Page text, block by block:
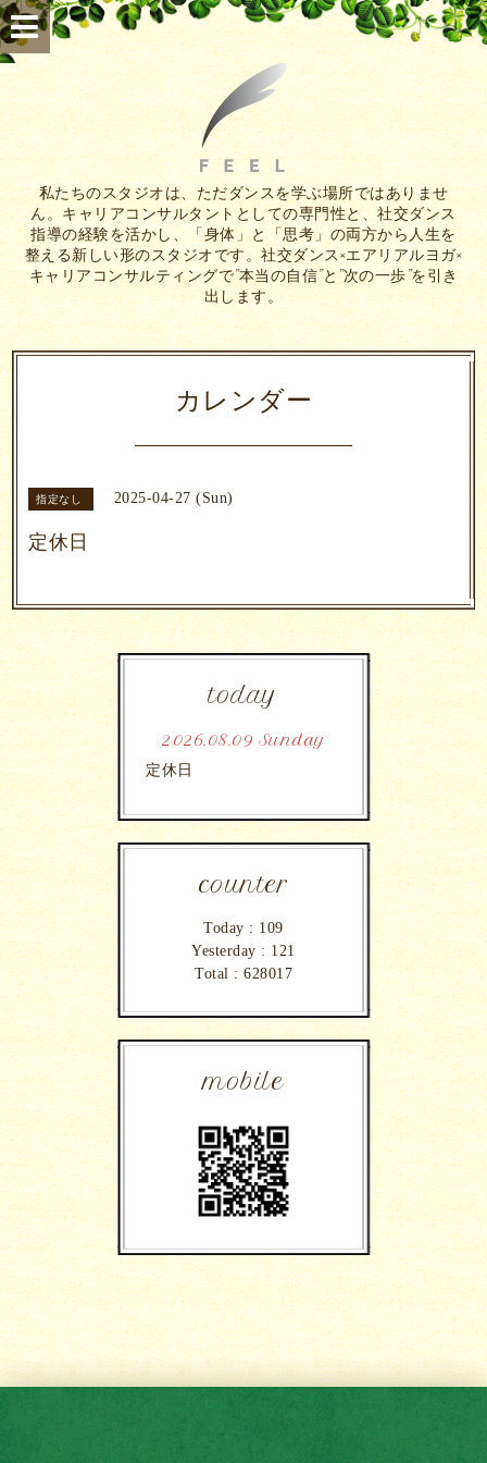
私たちのスタジオは、ただダンスを学ぶ場所ではありませ
ん。キャリアコンサルタントとしての専門性と、社交ダンス
指導の経験を活かし、「身体」と「思考」の両方から人生を
整える新しい形のスタジオです。社交ダンス×エアリアルヨガ×
キャリアコンサルティングで”本当の自信”と”次の一歩”を引き
出します。
カレンダー
指定なし 2025-04-27 (Sun)
定休日
today
2026.08.09 Sunday
定休日
counter
Today : 109
Yesterday : 121
Total : 628017
mobile